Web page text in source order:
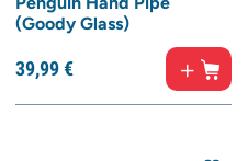
(Goody Glass)
39,99€